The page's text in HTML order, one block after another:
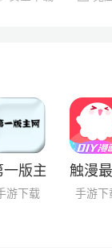
器
一版主网
游下载
触漫最
手游下